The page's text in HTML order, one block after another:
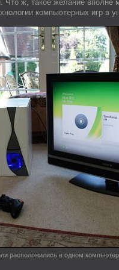
Что ж, такое желание вполне
компьютерных игр в
расположились в одном